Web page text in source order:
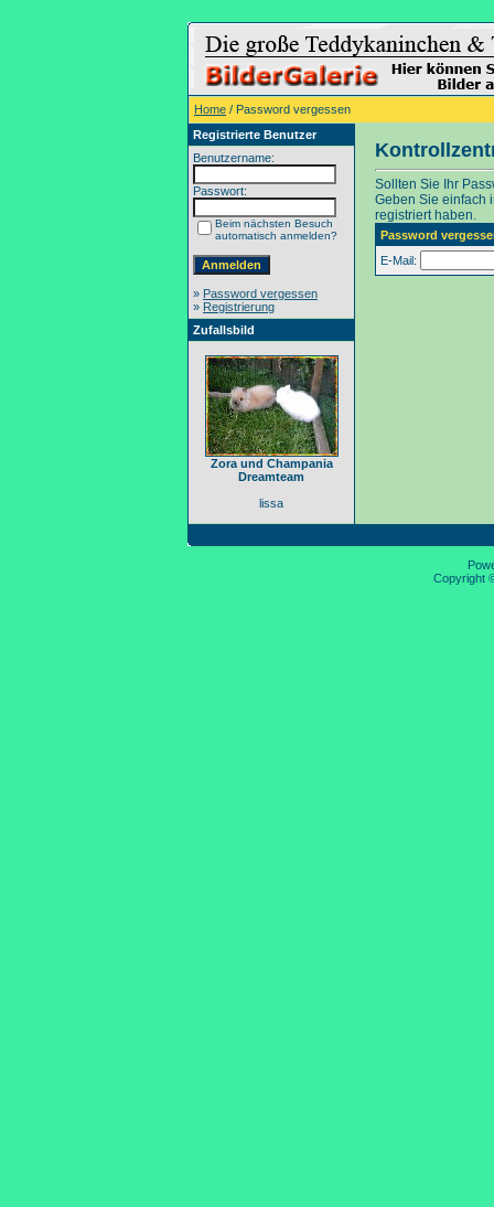
Home / Password vergessen
Registrierte Benutzer
Benutzername:
Passwort:
Beim nächsten Besuch
automatisch anmelden?
» Password vergessen
» Registrierung
Zufallsbild
Zora und Champania
Dreamteam
lissa
Sollten Sie Ihr
Geben Sie einfach
registriert haben.
Password
E-Mail:
Copyright